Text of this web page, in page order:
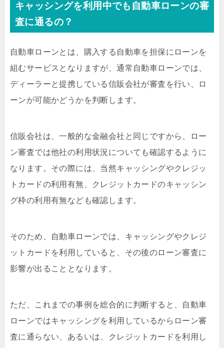
キャッシングを利用中でも自動車ローンの審
査に通るの？
自動車ローンとは、購入する自動車を担保にローンを
組むサービスとなりますが、通常自動車ローンでは、
ディーラーと提携している信販会社が審査を行い、ロ
ーンが可能かどうかを判断します。
信販会社は、一般的な金融会社と同じですから、ロー
ン審査では他社の利用状況についても確認するように
なります。その際には、当然キャッシングやクレジッ
トカードの利用有無、クレジットカードのキャッシン
グ枠の利用有無なども確認します。
そのため、自動車ローンでは、キャッシングやクレジ
ットカードを利用していると、その後のローン審査に
影響が出ることとなります。
ただ、これまでの事例を総合的に判断すると、自動車
ローンではキャッシングを利用しているからローン審
査に通らない、あるいは、クレジットカードを利用し